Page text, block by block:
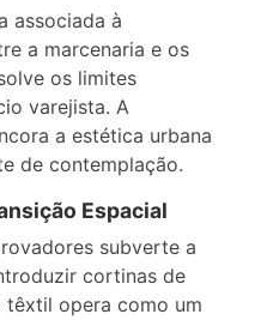
associada à
a marcenaria e os
os limites
varejista. A
a estética urbana
de contemplação.
Espacial
subverte a
cortinas de
têxtil opera como um